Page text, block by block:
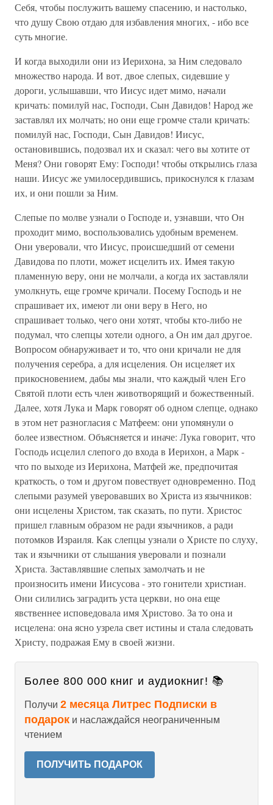
Себя, чтобы послужить вашему спасению, и настолько,
что душу Свою отдаю для избавления многих, - ибо все
суть многие.
И когда выходили они из Иерихона, за Ним следовало
множество народа. И вот, двое слепых, сидевшие у
дороги, услышавши, что Иисус идет мимо, начали
кричать: помилуй нас, Господи, Сын Давидов! Народ же
заставлял их молчать; но они еще громче стали кричать:
помилуй нас, Господи, Сын Давидов! Иисус,
остановившись, подозвал их и сказал: чего вы хотите от
Меня? Они говорят Ему: Господи! чтобы открылись глаза
наши. Иисус же умилосердившись, прикоснулся к глазам
их, и они пошли за Ним.
Слепые по молве узнали о Господе и, узнавши, что Он
проходит мимо, воспользовались удобным временем.
Они уверовали, что Иисус, происшедший от семени
Давидова по плоти, может исцелить их. Имея такую
пламенную веру, они не молчали, а когда их заставляли
умолкнуть, еще громче кричали. Посему Господь и не
спрашивает их, имеют ли они веру в Него, но
спрашивает только, чего они хотят, чтобы кто-либо не
подумал, что слепцы хотели одного, а Он им дал другое.
Вопросом обнаруживает и то, что они кричали не для
получения серебра, а для исцеления. Он исцеляет их
прикосновением, дабы мы знали, что каждый член Его
Святой плоти есть член животворящий и божественный.
Далее, хотя Лука и Марк говорят об одном слепце, однако
в этом нет разногласия с Матфеем: они упомянули о
более известном. Объясняется и иначе: Лука говорит, что
Господь исцелил слепого до входа в Иерихон, а Марк -
что по выходе из Иерихона, Матфей же, предпочитая
краткость, о том и другом повествует одновременно. Под
слепыми разумей уверовавших во Христа из язычников:
они исцелены Христом, так сказать, по пути. Христос
пришел главным образом не ради язычников, а ради
потомков Израиля. Как слепцы узнали о Христе по слуху,
так и язычники от слышания уверовали и познали
Христа. Заставлявшие слепых замолчать и не
произносить имени Иисусова - это гонители христиан.
Они силились заградить уста церкви, но она еще
явственнее исповедовала имя Христово. За то она и
исцелена: она ясно узрела свет истины и стала следовать
Христу, подражая Ему в своей жизни.
Более 800 000 книг и аудиокниг! 📚
Получи 2 месяца Литрес Подписки в
подарок и наслаждайся неограниченным
чтением
ПОЛУЧИТЬ ПОДАРОК